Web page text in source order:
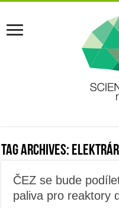
Tag Archives:
ČEZ se bude
paliva pro reaktory